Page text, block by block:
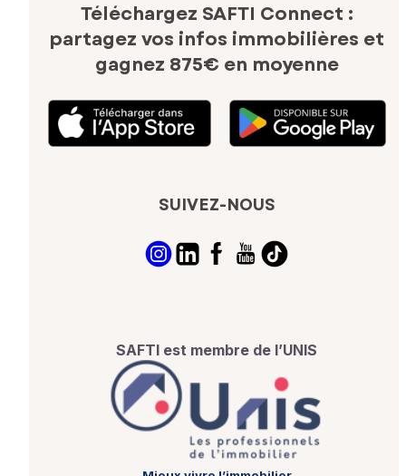
Téléchargez SAFTI Connect :
partagez vos infos immobilières et
gagnez 875€ en moyenne
SUIVEZ-NOUS
SAFTI est membre de l’UNIS